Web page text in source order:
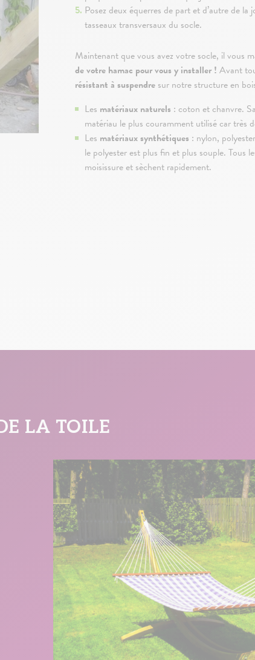
Posez deux équerres de part et d’autre de la
tasseaux transversaux du socle.
Maintenant que vous avez votre socle, il vous
de votre hamac pour vous y installer ! Avant
résistant à suspendre sur notre structure en
Les matériaux naturels : coton et chanvre.
matériau le plus couramment utilisé car très
Les matériaux synthétiques : nylon,
le polyester est plus fin et plus souple. Tous
moisissure et sèchent rapidement.
LA TOILE